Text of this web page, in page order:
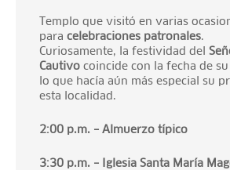
Templo que visitó en varias
para celebraciones patronales.
Curiosamente, la festividad del
Cautivo coincide con la fecha de
lo que hacía aún más especial su
esta localidad.
2:00 p.m. – Almuerzo típico
3:30 p.m. – Iglesia Santa María